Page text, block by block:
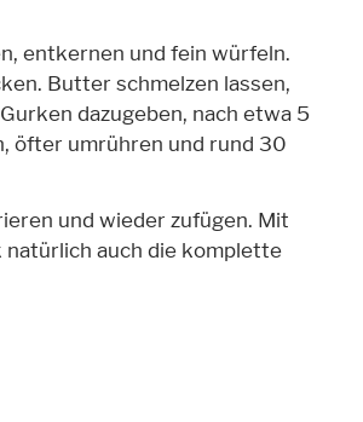
entkernen und fein würfeln.
Butter schmelzen lassen,
dazugeben, nach etwa 5
öfter umrühren und rund 30
und wieder zufügen. Mit
natürlich auch die komplette